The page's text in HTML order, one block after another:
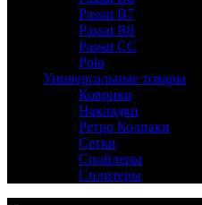
Passat B7
Passat B8
Passat CC
Polo
Универсальные товары
Коврики
Накладки
Ретро Колпаки
Сетки
Спойлеры
Сплитеры